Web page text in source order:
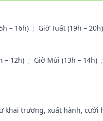
– 16h) ; Giờ Tuất (19h – 20h)
– 12h) ; Giờ Mùi (13h – 14h) ;
khai trương, xuất hành, cưới